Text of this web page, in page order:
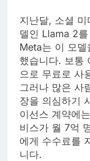
지난달, 소셜
델인 Llama 2
Meta는 이 모델
했습니다. 보통
으로 무료로 사
그러나 많은 사
장을 의심하기
이선스 계약에
비스가 월 7억
에게 수수료를
니다.